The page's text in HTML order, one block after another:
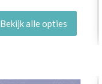
Bekijk alle opties